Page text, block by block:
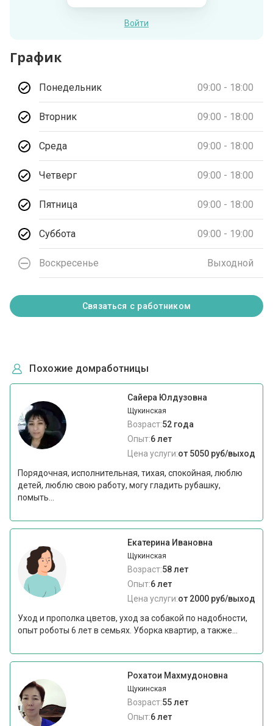
Войти
График
Понедельник 09:00 - 18:00
Вторник 09:00 - 18:00
Среда 09:00 - 18:00
Четверг 09:00 - 18:00
Пятница 09:00 - 18:00
Суббота 09:00 - 19:00
Воскресенье Выходной
Связаться с работником
Похожие домработницы
Сайера Юлдузовна
Щукинская
Возраст:52 года
Опыт:6 лет
Цена услуги:от 5050 руб/выход
Порядочная, исполнительная, тихая, спокойная, люблю
детей, люблю свою работу, могу гладить рубашку,
помыть...
Екатерина Ивановна
Щукинская
Возраст:58 лет
Опыт:6 лет
Цена услуги:от 2000 руб/выход
Уход и прополка цветов, уход за собакой по надобности,
опыт роботы 6 лет в семьях. Уборка квартир, а также...
Роxатои Маxмудоновна
Щукинская
Возраст:55 лет
Опыт:6 лет